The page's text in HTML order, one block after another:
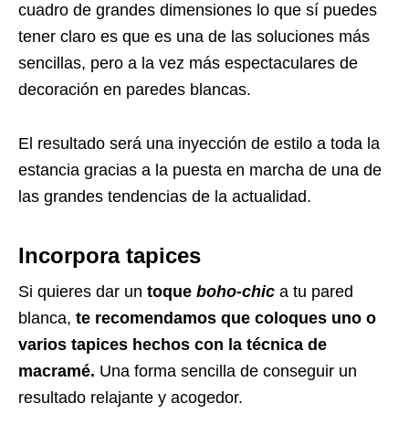
cuadro de grandes dimensiones lo que sí puedes
tener claro es que es una de las soluciones más
sencillas, pero a la vez más espectaculares de
decoración en paredes blancas.
El resultado será una inyección de estilo a toda la
estancia gracias a la puesta en marcha de una de
las grandes tendencias de la actualidad.
Incorpora tapices
Si quieres dar un toque boho-chic a tu pared
blanca, te recomendamos que coloques uno o
varios tapices hechos con la técnica de
macramé. Una forma sencilla de conseguir un
resultado relajante y acogedor.